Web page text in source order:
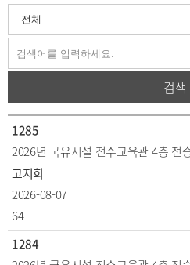
검색
1285
고지희
2026-08-07
64
1284